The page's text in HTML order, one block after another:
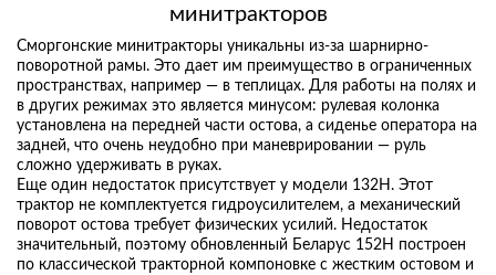
минитракторов
Сморгонские минитракторы уникальны из-за шарнирно-
поворотной рамы. Это дает им преимущество в ограниченных
пространствах, например — в теплицах. Для работы на полях и
в других режимах это является минусом: рулевая колонка
установлена на передней части остова, а сиденье оператора на
задней, что очень неудобно при маневрировании — руль
сложно удерживать в руках.
Еще один недостаток присутствует у модели 132Н. Этот
трактор не комплектуется гидроусилителем, а механический
поворот остова требует физических усилий. Недостаток
значительный, поэтому обновленный Беларус 152Н построен
по классической тракторной компоновке с жестким остовом и